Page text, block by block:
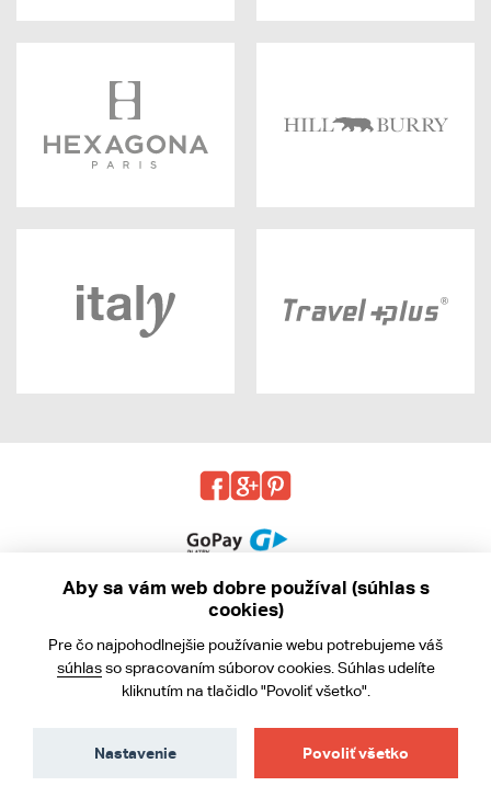
Obchodné podmienky
Ochrana osobných údajov
Aby sa vám web dobre používal (súhlas s
cookies)
Pre čo najpohodlnejšie používanie webu potrebujeme váš
súhlasso spracovaním súborov cookies. Súhlas udelíte
kliknutím na tlačidlo "Povoliť všetko".
Povoliť všetko
Nastavenie